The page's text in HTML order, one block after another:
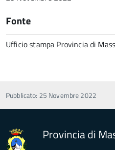
Fonte
Ufficio stampa Provincia di
Pubblicato: 25 Novembre 2022
Provincia di